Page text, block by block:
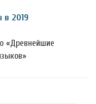
в 2019
«Древнейшие